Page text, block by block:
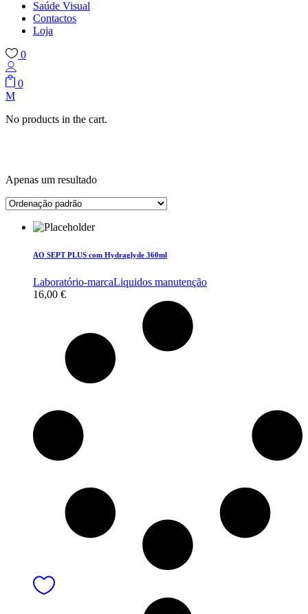
Saúde Visual
Contactos
Loja
0
0
No products in the cart.
Apenas um resultado
AO SEPT PLUS com Hydraglyde 360ml
Laboratório-marcaLiquidos manutenção
16,00 €